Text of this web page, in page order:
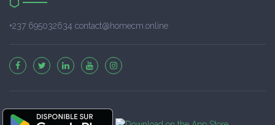
+237 695032634 contact@homecm.online